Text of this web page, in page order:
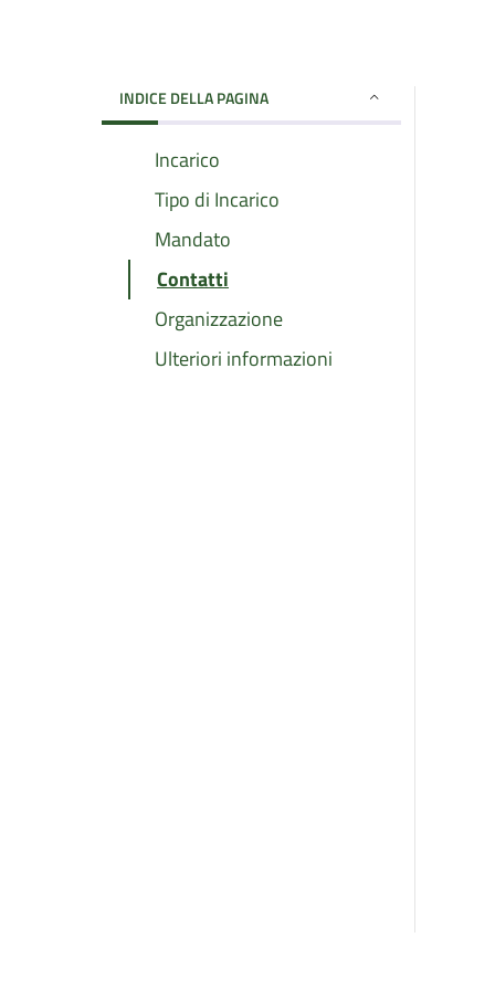
INDICE DELLA PAGINA
Incarico
Tipo di Incarico
Mandato
Contatti
Organizzazione
Ulteriori informazioni